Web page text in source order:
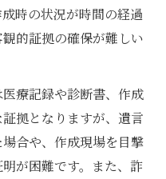
時の状況が時間の経過
的証拠の確保が難しい
療記録や診断書、作成
拠となりますが、遺言
合や、作成現場を目撃
が困難です。また、詐